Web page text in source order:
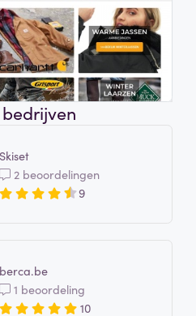
Skiset
2 beoordelingen
9
berca.be
1 beoordeling
10